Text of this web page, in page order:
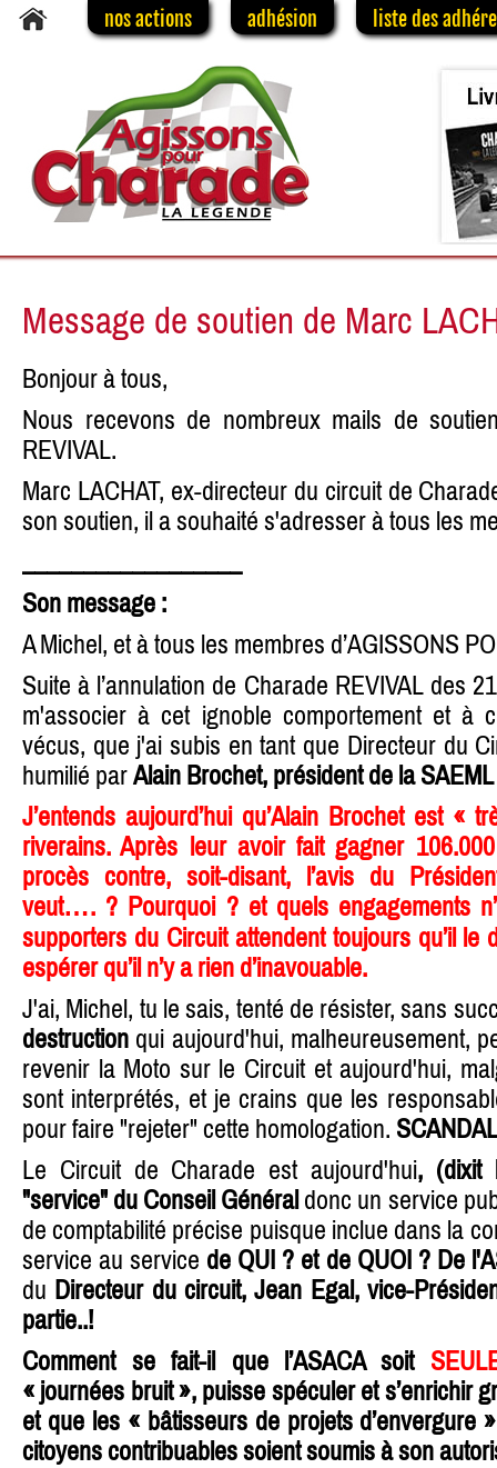
nos actions adhésion liste des
Message de soutien de Marc
Bonjour à tous,
Nous recevons de nombreux mails de
REVIVAL.
Marc LACHAT, ex-directeur du circuit de
son soutien, il a souhaité s'adresser à tous les
Son message :
A Michel, et à tous les membres d’AGISSONS
Suite à l’annulation de Charade REVIVAL des
m'associer à cet ignoble comportement et à
vécus, que j'ai subis en tant que Directeur du
humilié parAlain Brochet, président de la
J’entends aujourd’hui qu’Alain Brochet est «
riverains. Après leur avoir fait gagner
procès contre, soit-disant, l’avis du
veut…. ? Pourquoi ? et quels engagements
supporters du Circuit attendent toujours qu’il le
espérer qu’il n’y a rien d’inavouable.
J'ai, Michel, tu le sais, tenté de résister, sans
destruction qui aujourd'hui, malheureusement,
revenir la Moto sur le Circuit et aujourd'hui,
sont interprétés, et je crains que les
pour faire "rejeter" cette homologation.
Le Circuit de Charade est aujourd'hui, (dixit
"service" du Conseil Général donc un service
de comptabilité précise puisque inclue dans la
service au service de QUI ? et de QUOI ? De
du Directeur du circuit, Jean Egal, vice-
partie..!
Comment se fait-il que l’ASACA soit
« journées bruit », puisse spéculer et s’enrichir
et que les « bâtisseurs de projets d’envergure
citoyens contribuables soient soumis à son